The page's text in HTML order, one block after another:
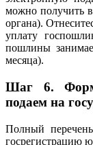
можно получить
органа).
уплату
пошлины
месяца).
Шаг 6.
подаем на
Полный
госрегистрацию